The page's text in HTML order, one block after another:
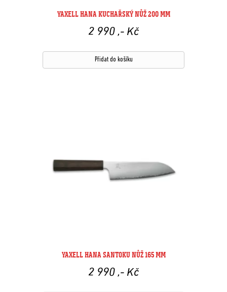
YAXELL HANA KUCHAŘSKÝ NŮŽ 200 MM
2 990 ,- Kč
Přidat do košíku
YAXELL HANA SANTOKU NŮŽ 165 MM
2 990 ,- Kč